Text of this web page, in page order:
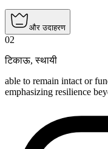
और उदाहरण
02
टिकाऊ,स्थायी
able to remain intact or
emphasizing resilience